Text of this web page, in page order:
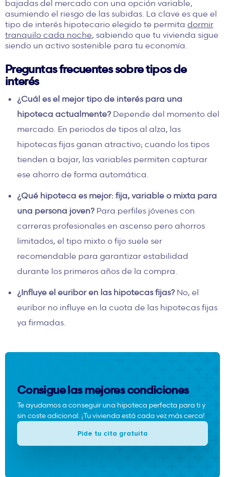
bajadas del mercado con una opción variable,
asumiendo el riesgo de las subidas. La clave es que el
tipo de interés hipotecario elegido te permita dormir
tranquilo cada noche, sabiendo que tu vivienda sigue
siendo un activo sostenible para tu economía.
Preguntas frecuentes sobre tipos de
interés
¿Cuál es el mejor tipo de interés para una
hipoteca actualmente? Depende del momento del
mercado. En periodos de tipos al alza, las
hipotecas fijas ganan atractivo; cuando los tipos
tienden a bajar, las variables permiten capturar
ese ahorro de forma automática.
¿Qué hipoteca es mejor: fija, variable o mixta para
una persona joven? Para perfiles jóvenes con
carreras profesionales en ascenso pero ahorros
limitados, el tipo mixto o fijo suele ser
recomendable para garantizar estabilidad
durante los primeros años de la compra.
¿Influye el euribor en las hipotecas fijas? No, el
euribor no influye en la cuota de las hipotecas fijas
ya firmadas.
Consigue las mejores condiciones
Te ayudamos a conseguir una hipoteca perfecta para ti y
sin coste adicional. ¡Tu vivienda está cada vez más cerca!
Pide tu cita gratuita